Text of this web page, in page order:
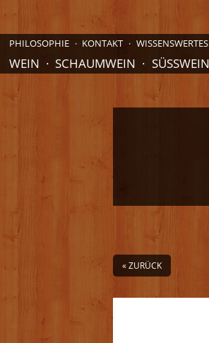
PHILOSOPHIE KONTAKT WISSENSWERTES
WEIN SCHAUMWEIN SÜSSWEIN
« ZURÜCK